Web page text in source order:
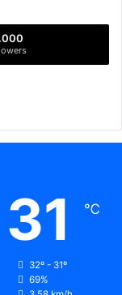
31 ℃
32º - 31º
69%